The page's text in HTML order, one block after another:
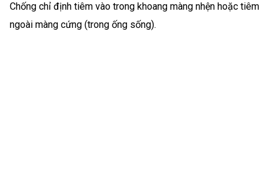
Chống chỉ định tiêm vào trong khoang màng nhện hoặc tiêm
ngoài màng cứng (trong ống sống).